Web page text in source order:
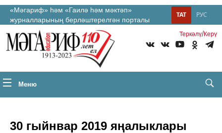
«Мәгариф» һәм «Гаилә һәм мәктәп»
журналларының берләштерелгән порталы
РУС
ТАТ
Теркəлү/Керү
Меню
30 гыйнвар 2019 яңалыклары